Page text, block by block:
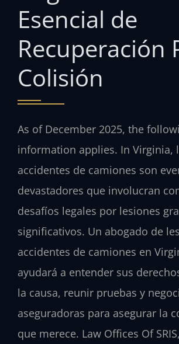
Esencial de
Recuperación
Colisión
As of December 2025, the
information applies. In Virginia,
accidentes de camiones son
devastadores que involucran
desafíos legales por lesiones
significativos. Un abogado de
accidentes de camiones en
ayudará a entender sus
la causa, reunir pruebas y
aseguradoras para asegurar la
que merece. Law Offices Of